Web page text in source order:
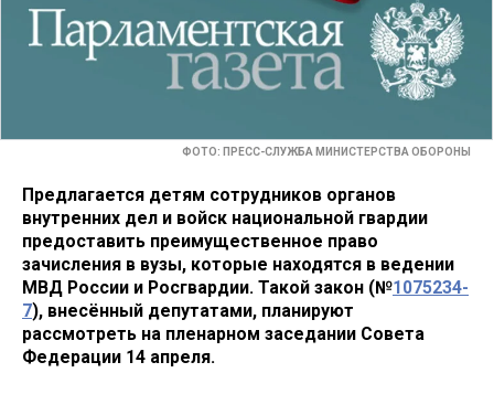
ФОТО: ПРЕСС-СЛУЖБА МИНИСТЕРСТВА ОБОРОНЫ
Предлагается детям сотрудников органов
внутренних дел и войск национальной гвардии
предоставить преимущественное право
зачисления в вузы, которые находятся в ведении
МВД России и Росгвардии. Такой закон (№1075234-
7), внесённый депутатами, планируют
рассмотреть на пленарном заседании Совета
Федерации 14 апреля.